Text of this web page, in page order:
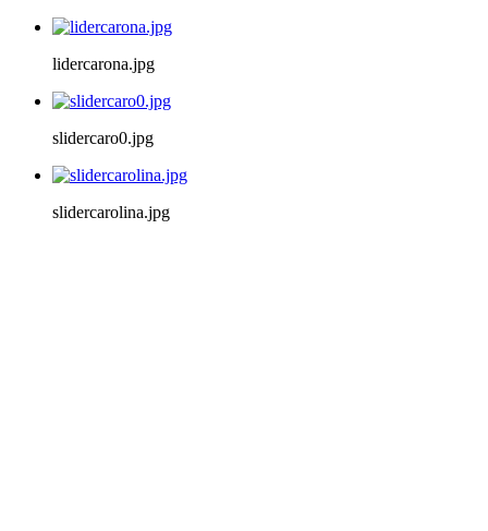
lidercarona.jpg
slidercaro0.jpg
slidercarolina.jpg